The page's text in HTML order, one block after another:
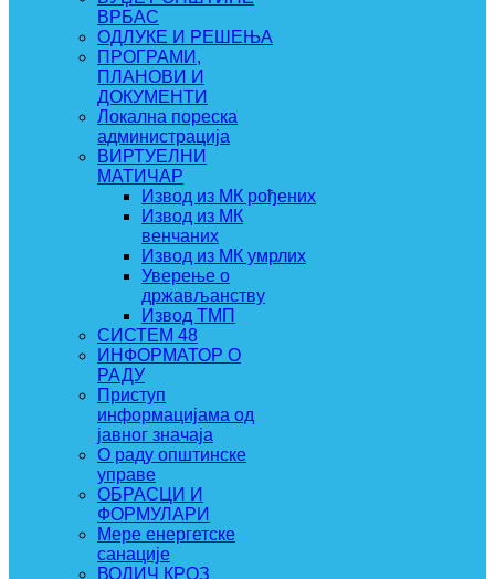
ВРБАС
ОДЛУКЕ И РЕШЕЊА
ПРОГРАМИ,
ПЛАНОВИ И
ДОКУМЕНТИ
Локална пореска
администрација
ВИРТУЕЛНИ
МАТИЧАР
Извод из МК рођених
Извод из МК
венчаних
Извод из МК умрлих
Уверење о
држављанству
Извод ТМП
СИСТЕМ 48
ИНФОРМАТОР О
РАДУ
Приступ
информацијама од
јавног значаја
О раду општинске
управе
ОБРАСЦИ И
ФОРМУЛАРИ
Мере енергетске
санације
ВОДИЧ КРОЗ